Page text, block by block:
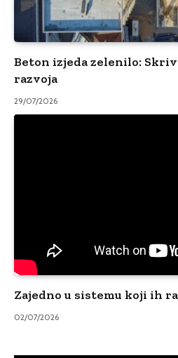
Beton izjeda zelenilo:
razvoja
29/07/2026
Zajedno u sistemu koji ih
02/07/2026